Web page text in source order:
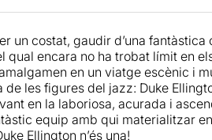
el seu talent com a còmic i
molt propera. L’acompanya una
Ellington.
de cerimònies, és un gran
escenari un
trajectòria dedicada a crear
de gran format inspirat en
un costat, gaudir d’una fantàstica
qual encara no ha trobat límit en
en un viatge escènic i
les figures del jazz: Duke
en la laboriosa, acurada i
equip amb qui materialitzar
Ellington n’és una!